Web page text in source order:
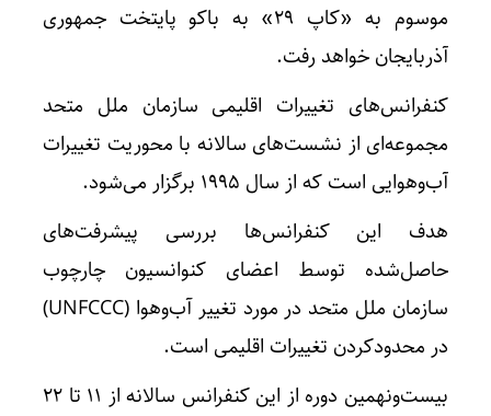
موسوم به «کاپ ۲۹» به باکو پایتخت جمهوری
آذربایجان خواهد رفت.
کنفرانس‌های تغییرات اقلیمی سازمان ملل متحد
مجموعه‌ای از نشست‌های سالانه با محوریت تغییرات
آب‌وهوایی است که از سال ۱۹۹۵ برگزار می‌شود.
هدف این کنفرانس‌ها بررسی پیشرفت‌های
حاصل‌شده توسط اعضای کنوانسیون چارچوب
سازمان ملل متحد در مورد تغییر آب‌وهوا (UNFCCC)
در محدودکردن تغییرات اقلیمی است.
بیست‌ونهمین دوره از این کنفرانس سالانه از ۱۱ تا ۲۲